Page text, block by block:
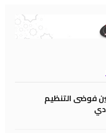
فوضى التنظيم